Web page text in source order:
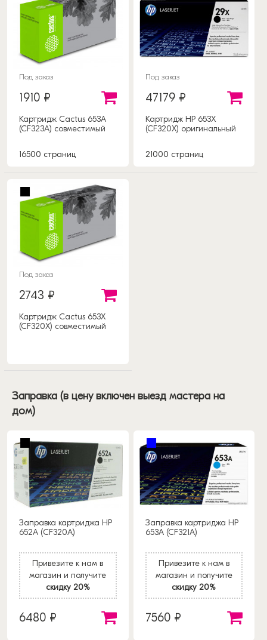
Под заказ
1910 ₽
Картридж Cactus 653A
(CF323A) совместимый
16500 страниц
Под заказ
47179 ₽
Картридж HP 653X
(CF320X) оригинальный
21000 страниц
Под заказ
2743 ₽
Картридж Cactus 653X
(CF320X) совместимый
Заправка (в цену включен выезд мастера на
дом)
Заправка картриджа HP
652А (CF320A)
Привезите к нам в
магазин и получите
скидку 20%
6480 ₽
Заправка картриджа HP
653A (CF321A)
Привезите к нам в
магазин и получите
скидку 20%
7560 ₽